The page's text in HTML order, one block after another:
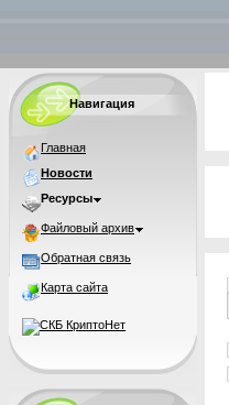
Навигация
Главная
Новости
Ресурсы
Файловый архив
Обратная связь
Карта сайта